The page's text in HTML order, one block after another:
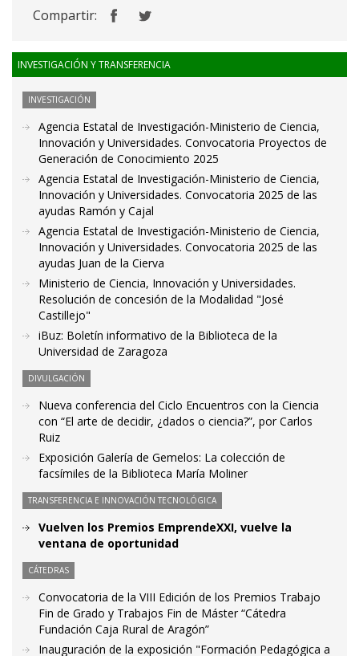
Compartir:
INVESTIGACIÓN Y TRANSFERENCIA
INVESTIGACIÓN
Agencia Estatal de Investigación-Ministerio de Ciencia,
Innovación y Universidades. Convocatoria Proyectos de
Generación de Conocimiento 2025
Agencia Estatal de Investigación-Ministerio de Ciencia,
Innovación y Universidades. Convocatoria 2025 de las
ayudas Ramón y Cajal
Agencia Estatal de Investigación-Ministerio de Ciencia,
Innovación y Universidades. Convocatoria 2025 de las
ayudas Juan de la Cierva
Ministerio de Ciencia, Innovación y Universidades.
Resolución de concesión de la Modalidad "José
Castillejo"
iBuz: Boletín informativo de la Biblioteca de la
Universidad de Zaragoza
DIVULGACIÓN
Nueva conferencia del Ciclo Encuentros con la Ciencia
con “El arte de decidir, ¿dados o ciencia?”, por Carlos
Ruiz
Exposición Galería de Gemelos: La colección de
facsímiles de la Biblioteca María Moliner
TRANSFERENCIA E INNOVACIÓN TECNOLÓGICA
Vuelven los Premios EmprendeXXI, vuelve la
ventana de oportunidad
CÁTEDRAS
Convocatoria de la VIII Edición de los Premios Trabajo
Fin de Grado y Trabajos Fin de Máster “Cátedra
Fundación Caja Rural de Aragón”
Inauguración de la exposición "Formación Pedagógica a